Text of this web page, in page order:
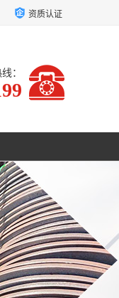
资质认证
：